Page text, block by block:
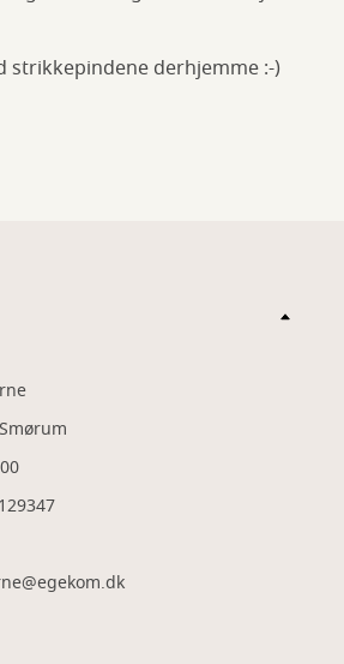
strikkepindene derhjemme :-)